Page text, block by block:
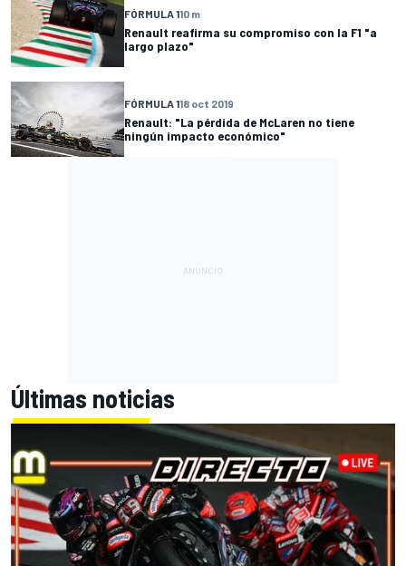
FÓRMULA 110 m
Renault reafirma su compromiso con la F1 "a
largo plazo"
FÓRMULA 118 oct 2019
Renault: "La pérdida de McLaren no tiene
ningún impacto económico"
Últimas noticias